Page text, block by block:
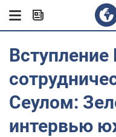
Сеулом:
интервью